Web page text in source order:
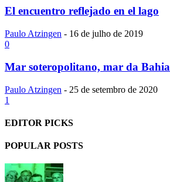
El encuentro reflejado en el lago
Paulo Atzingen - 16 de julho de 2019
0
Mar soteropolitano, mar da Bahia
Paulo Atzingen - 25 de setembro de 2020
1
EDITOR PICKS
POPULAR POSTS